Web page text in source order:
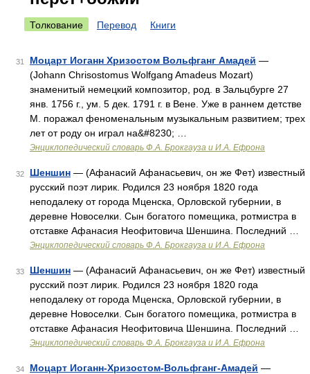
Толкование Перевод Книги
31 Моцарт Иоганн Хризостом Вольфганг Амадей —
(Johann Chrisostomus Wolfgang Amadeus Mozart)
знаменитый немецкий композитор, род. в Зальцбурге 27
янв. 1756 г., ум. 5 дек. 1791 г. в Вене. Уже в раннем детстве
М. поражал феноменальным музыкальным развитием; трех
лет от роду он играл на&#8230; …
Энциклопедический словарь Ф.А. Брокгауза и И.А. Ефрона
32 Шеншин — (Афанасий Афанасьевич, он же Фет) известный
русский поэт лирик. Родился 23 ноября 1820 года
неподалеку от города Мценска, Орловской губернии, в
деревне Новоселки. Сын богатого помещика, ротмистра в
отставке Афанасия Неофитовича Шеншина. Последний …
Энциклопедический словарь Ф.А. Брокгауза и И.А. Ефрона
33 Шеншин — (Афанасий Афанасьевич, он же Фет) известный
русский поэт лирик. Родился 23 ноября 1820 года
неподалеку от города Мценска, Орловской губернии, в
деревне Новоселки. Сын богатого помещика, ротмистра в
отставке Афанасия Неофитовича Шеншина. Последний …
Энциклопедический словарь Ф.А. Брокгауза и И.А. Ефрона
34 Моцарт Иоганн-Хризостом-Вольфганг-Амадей —